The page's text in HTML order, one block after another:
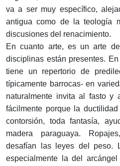
va a ser muy específico,
antigua como de la teología
discusiones del renacimiento.
En cuanto arte, es un arte
disciplinas están presentes.
tiene un repertorio de
típicamente barrocas- en
naturalmente invita al fasto y
fácilmente porque la
contorsión, toda fantasía,
madera paraguaya.
desafían las leyes del peso.
especialmente la del